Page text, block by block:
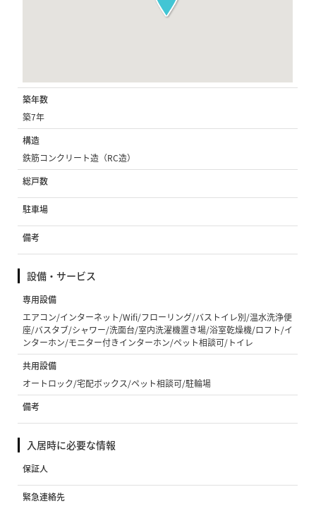
築年数
築7年
構造
鉄筋コンクリート造（RC造）
総戸数
駐車場
備考
設備・サービス
専用設備
エアコン/インターネット/Wifi/フローリング/バストイレ別/温水洗浄便
座/バスタブ/シャワー/洗面台/室内洗濯機置き場/浴室乾燥機/ロフト/イ
ンターホン/モニター付きインターホン/ペット相談可/トイレ
共用設備
オートロック/宅配ボックス/ペット相談可/駐輪場
備考
入居時に必要な情報
保証人
緊急連絡先